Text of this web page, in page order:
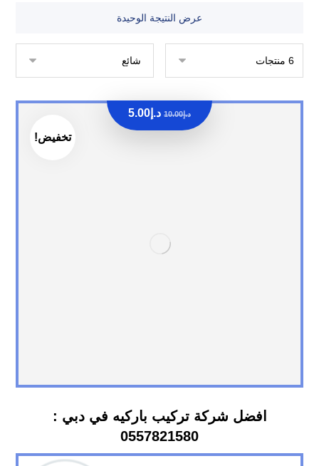
عرض النتيجة الوحيدة
تخفيض!
افضل شركة تركيب باركيه في دبي :
0557821580
د.إ10.00 د.إ 5.00